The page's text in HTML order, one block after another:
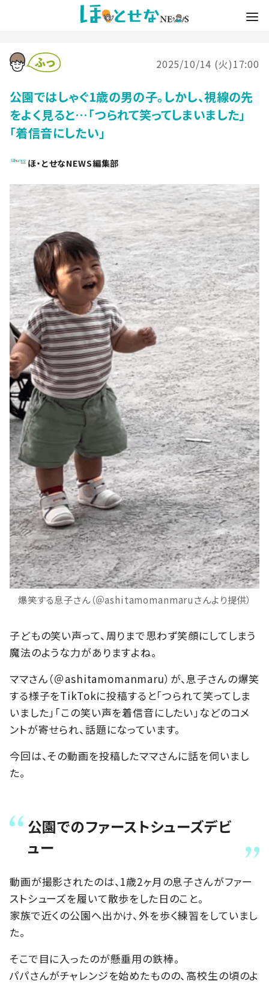
2025/10/14 (火)17:00
公園ではしゃぐ1歳の男の子。しかし、視線の先
をよく見ると…「つられて笑ってしまいました」
「着信音にしたい」
ほ・とせなNEWS編集部
爆笑する息子さん（＠ashitamomanmaruさんより提供）
子どもの笑い声って、周りまで思わず笑顔にしてしまう
魔法のような力がありますよね。
ママさん（＠ashitamomanmaru）が、息子さんの爆笑
する様子をTikTokに投稿すると「つられて笑ってしま
いました」「この笑い声を着信音にしたい」などのコメ
ントが寄せられ、話題になっています。
今回は、その動画を投稿したママさんに話を伺いまし
た。
公園でのファーストシューズデビ
ュー
動画が撮影されたのは、1歳2ヶ月の息子さんがファー
ストシューズを履いて散歩をした日のこと。
家族で近くの公園へ出かけ、外を歩く練習をしていまし
た。
そこで目に入ったのが懸垂用の鉄棒。
パパさんがチャレンジを始めたものの、高校生の頃のよ